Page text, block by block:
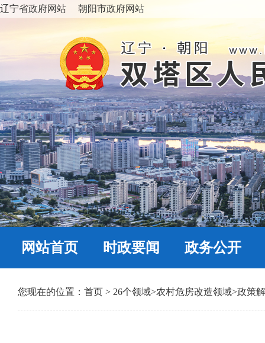
辽宁省政府网站 朝阳市政府网站
网站首页 时政要闻 政务公开
您现在的位置： 首页 > 26个领域>农村危房改造领域>政策